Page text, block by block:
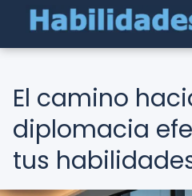
El camino
diplomacia
tus